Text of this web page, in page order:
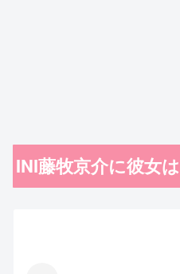
INI藤牧京介に彼女